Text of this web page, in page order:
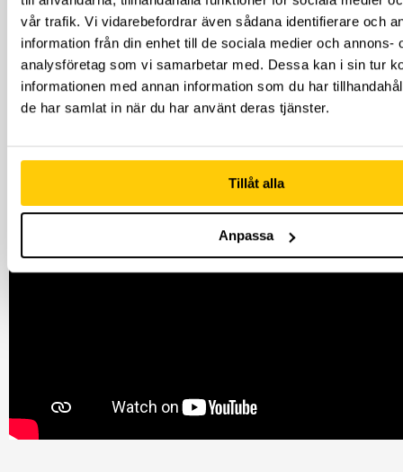
vår trafik. Vi vidarebefordrar även sådana identifierare och
information från din enhet till de sociala medier och annons-
analysföretag som vi samarbetar med. Dessa kan i sin tur
informationen med annan information som du har
de har samlat in när du har använt deras tjänster.
Tillåt alla
Anpassa
SENT UTE?
Mejla in en skriftlig förfrågan till Louise på
kalas@thedome.se eller louise@thedome.se så
försöker vi att lösa det.